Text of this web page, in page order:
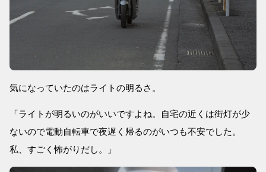
気になっていたのはライトの明るさ。
「ライトが明るいのがいいですよね。自宅の近くは街灯が少
ないので電動自転車で夜遅く帰るのがいつも不安でした。
私、すごく怖がりだし。」